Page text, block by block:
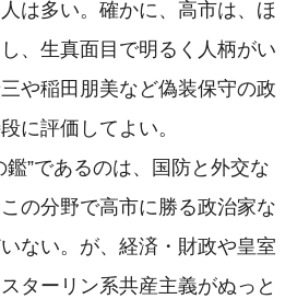
は多い。確かに、高市は、ほ
、生真面目で明るく人柄がい
や稲田朋美など偽装保守の政
に評価してよい。
”であるのは、国防と外交な
の分野で高市に勝る政治家な
ない。が、経済・財政や皇室
ターリン系共産主義がぬっと